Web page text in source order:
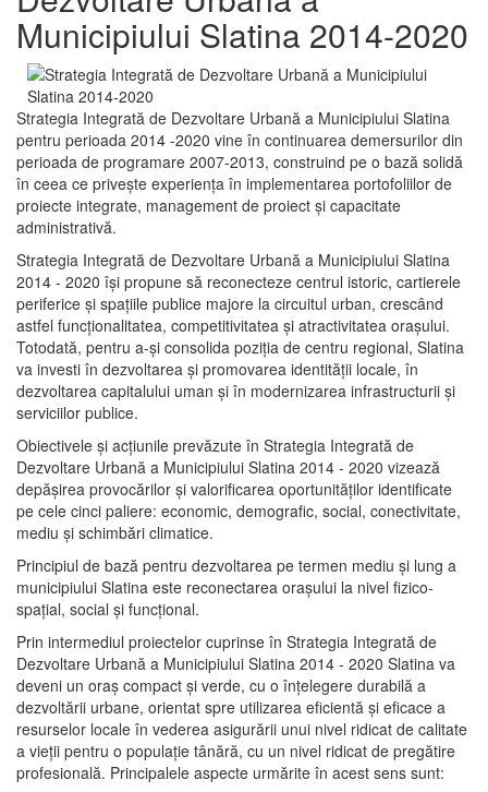
Municipiului Slatina 2014-2020
Strategia Integrată de Dezvoltare Urbană a Municipiului Slatina
pentru perioada 2014 -2020 vine în continuarea demersurilor din
perioada de programare 2007-2013, construind pe o bază solidă
în ceea ce priveşte experienţa în implementarea portofoliilor de
proiecte integrate, management de proiect și capacitate
administrativă.
Strategia Integrată de Dezvoltare Urbană a Municipiului Slatina
2014 - 2020 își propune să reconecteze centrul istoric, cartierele
periferice şi spaţiile publice majore la circuitul urban, crescând
astfel funcţionalitatea, competitivitatea şi atractivitatea oraşului.
Totodată, pentru a-şi consolida poziţia de centru regional, Slatina
va investi în dezvoltarea şi promovarea identităţii locale, în
dezvoltarea capitalului uman şi în modernizarea infrastructurii şi
serviciilor publice.
Obiectivele şi acţiunile prevăzute în Strategia Integrată de
Dezvoltare Urbană a Municipiului Slatina 2014 - 2020 vizează
depășirea provocărilor şi valorificarea oportunităţilor identificate
pe cele cinci paliere: economic, demografic, social, conectivitate,
mediu şi schimbări climatice.
Principiul de bază pentru dezvoltarea pe termen mediu şi lung a
municipiului Slatina este reconectarea oraşului la nivel fizico-
spaţial, social şi funcţional.
Prin intermediul proiectelor cuprinse în Strategia Integrată de
Dezvoltare Urbană a Municipiului Slatina 2014 - 2020 Slatina va
deveni un oraş compact şi verde, cu o înţelegere durabilă a
dezvoltării urbane, orientat spre utilizarea eficientă şi eficace a
resurselor locale în vederea asigurării unui nivel ridicat de calitate
a vieţii pentru o populaţie tânără, cu un nivel ridicat de pregătire
profesională. Principalele aspecte urmărite în acest sens sunt: